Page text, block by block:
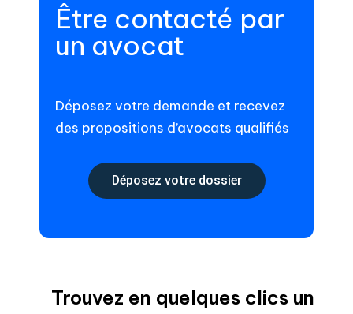
Être contacté par
un avocat
Déposez votre demande et recevez
des propositions d’avocats qualifiés
Déposez votre dossier
Trouvez en quelques clics un